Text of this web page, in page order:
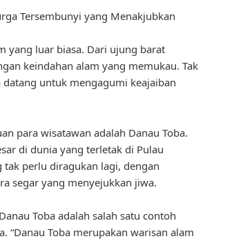
Tersembunyi yang Menakjubkan
yang luar biasa. Dari ujung barat
keindahan alam yang memukau. Tak
untuk mengagumi keajaiban
para wisatawan adalah Danau Toba.
di dunia yang terletak di Pulau
tak perlu diragukan lagi, dengan
segar yang menyejukkan jiwa.
Toba adalah salah satu contoh
“Danau Toba merupakan warisan alam